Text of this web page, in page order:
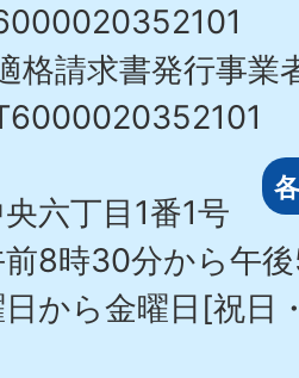
格請求書発行事業
六丁目1番1号
8時30分から午
から金曜日[祝日